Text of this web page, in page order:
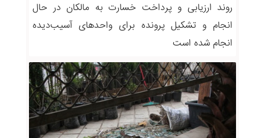
روند ارزیابی و پرداخت خسارت به مالکان در حال
انجام و تشکیل پرونده برای واحدهای آسیب‌دیده
انجام شده است